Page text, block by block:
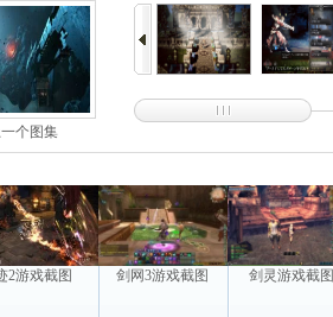
个图集
2游戏截图 剑网3游戏截图 剑灵游戏截图